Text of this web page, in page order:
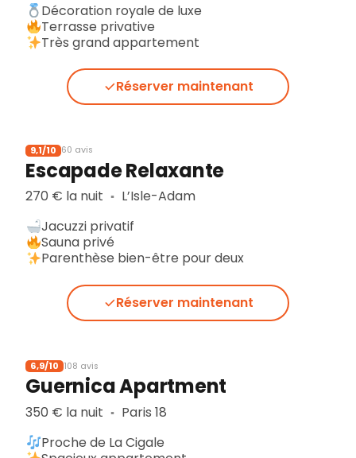
Décoration royale de luxe
Terrasse privative
Très grand appartement
Réserver maintenant
9,1/10 60 avis
Escapade Relaxante
270 € la nuit ▪︎ L’Isle-Adam
Jacuzzi privatif
Sauna privé
Parenthèse bien-être pour deux
Réserver maintenant
6,9/10 108 avis
Guernica Apartment
350 € la nuit ▪︎ Paris 18
Proche de La Cigale